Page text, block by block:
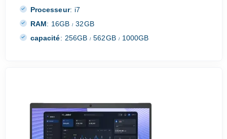
Processeur: i7
RAM: 16GB/ 32GB
capacité: 256GB/ 562GB /1000GB